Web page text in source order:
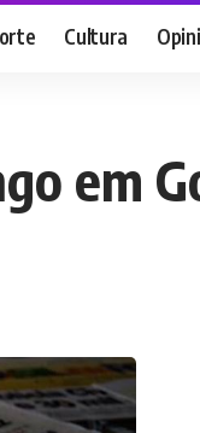
Cultura
em